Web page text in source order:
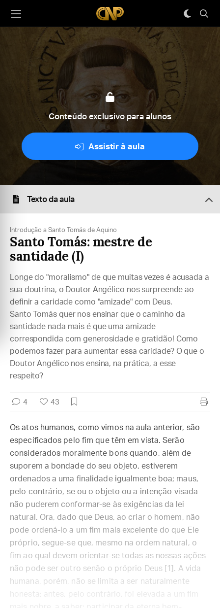
Conteúdo exclusivo para alunos
Assistir à aula
Texto da aula
Introdução a Santo Tomás de Aquino
Santo Tomás: mestre de
santidade (I)
Longe do "moralismo" de que muitas vezes é acusada a
sua doutrina, o Doutor Angélico nos surpreende ao
definir a caridade como "amizade" com Deus.
Santo Tomás quer nos ensinar que o caminho da
santidade nada mais é que uma amizade
correspondida com generosidade e gratidão! Como
podemos fazer para aumentar essa caridade? O que o
Doutor Angélico nos ensina, na prática, a esse
respeito?
4 43
Os atos humanos, como vimos na aula anterior, são
especificados pelo fim que têm em vista. Serão
considerados moralmente bons quando, além de
suporem a bondade do seu objeto, estiverem
ordenados a uma finalidade igualmente boa; maus,
pelo contrário, se ou o objeto ou a intenção visada
não puderem conformar-se às exigências da lei
natural. Ora, dado que Deus, ao criar o homem, não
pode ordená-lo a um fim mais excelente do que Ele
próprio, segue-se que, mesmo na ordem natural, o
fim ao qual devem orientar-se todas as nossas ações
não pode ser outro senão o próprio Deus [1]. A vida
humana, porém, não se limita a ser naturalmente